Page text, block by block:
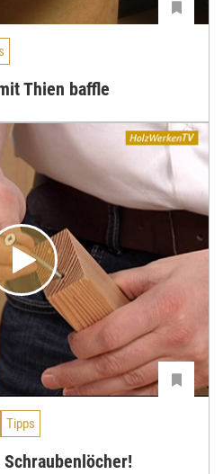
Thien baffle
Tipps